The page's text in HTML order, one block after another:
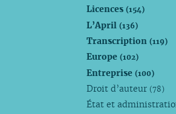
Licences(154)
L’April(136)
Transcription(119)
Europe(102)
Entreprise(100)
Droit d’auteur (78)
État et